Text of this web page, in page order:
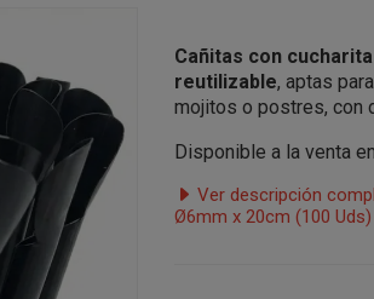
Cañitas con
reutilizable, aptas para
mojitos o postres, con
Disponible a la venta
Ver descripción
Ø6mm x 20cm (100 Uds)